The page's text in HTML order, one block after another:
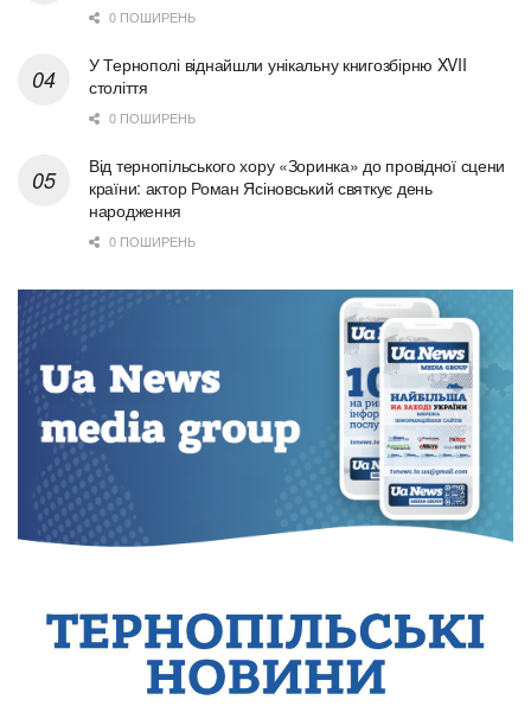
0 ПОШИРЕНЬ
У Тернополі віднайшли унікальну книгозбірню XVII
століття
0 ПОШИРЕНЬ
Від тернопільського хору «Зоринка» до провідної сцени
країни: актор Роман Ясіновський святкує день
народження
0 ПОШИРЕНЬ